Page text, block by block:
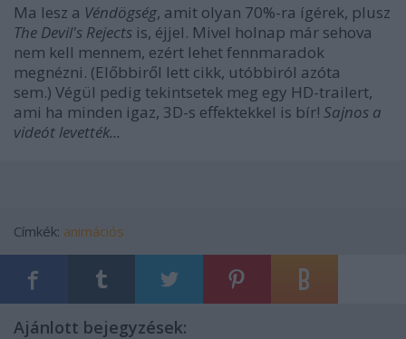
Ma lesz a Véndögség, amit olyan 70%-ra ígérek, plusz
The Devil's Rejects is, éjjel. Mivel holnap már sehova
nem kell mennem, ezért lehet fennmaradok
megnézni. (Előbbiről lett cikk, utóbbiról azóta
sem.) Végül pedig tekintsetek meg egy HD-trailert,
ami ha minden igaz, 3D-s effektekkel is bír! Sajnos a
videót levették...
Címkék: animációs
Ajánlott bejegyzések: